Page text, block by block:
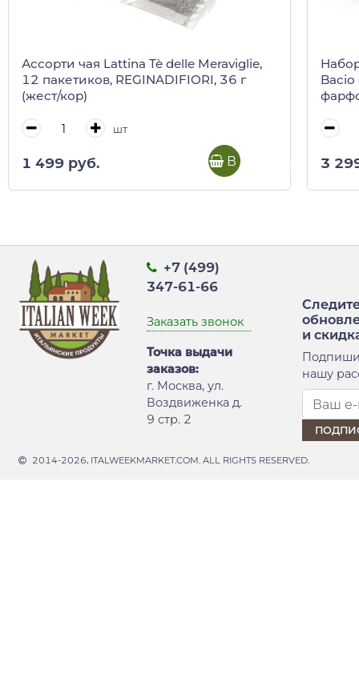
Ассорти чая Lattina Tè delle Meraviglie,
12 пакетиков, REGINADIFIORI, 36 г
(жест/кор)
шт
1 499 руб. В корзину
Bacio
3
+7 (499)
347-61-66
Заказать звонок
Точка выдачи
заказов:
г. Москва, ул.
Воздвиженка д.
9 стр. 2
и
нашу
2014-2026, ITALWEEKMARKET.COM. ALL RIGHTS RESERVED.